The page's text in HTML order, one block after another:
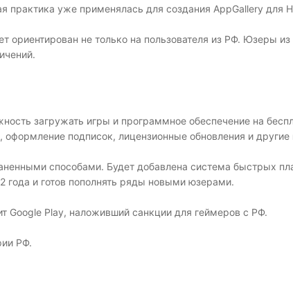
практика уже применялась для создания AppGallery для
ориентирован не только на пользователя из РФ. Юзеры
загружать игры и программное обеспечение на
подписок, лицензионные обновления и
способами. Будет добавлена система быстрых
и готов пополнять ряды новыми юзерами.
Google Play, наложивший санкции для геймеров с РФ.
РФ.